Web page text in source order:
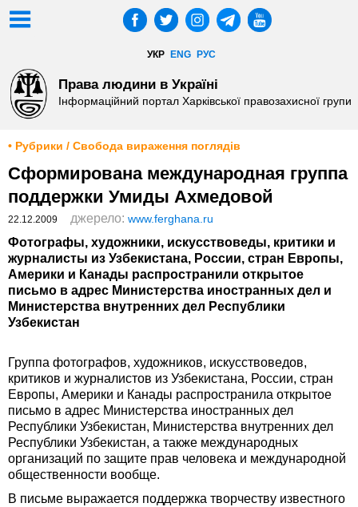
УКР ENG РУС
Права людини в Україні
Інформаційний портал Харківської правозахисної групи
• Рубрики / Свобода вираження поглядів
Сформирована международная группа
поддержки Умиды Ахмедовой
22.12.2009 джерело: www.ferghana.ru
Фотографы, художники, искусствоведы, критики и
журналисты из Узбекистана, России, стран Европы,
Америки и Канады распространили открытое
письмо в адрес Министерства иностранных дел и
Министерства внутренних дел Республики
Узбекистан
Группа фотографов, художников, искусствоведов,
критиков и журналистов из Узбекистана, России, стран
Европы, Америки и Канады распространила открытое
письмо в адрес Министерства иностранных дел
Республики Узбекистан, Министерства внутренних дел
Республики Узбекистан, а также международных
организаций по защите прав человека и международной
общественности вообще.
В письме выражается поддержка творчеству известного